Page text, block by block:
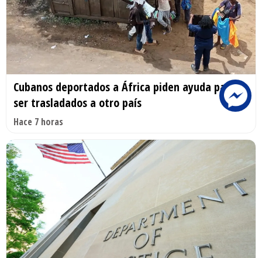
Cubanos deportados a África piden ayuda para
ser trasladados a otro país
Hace 7 horas